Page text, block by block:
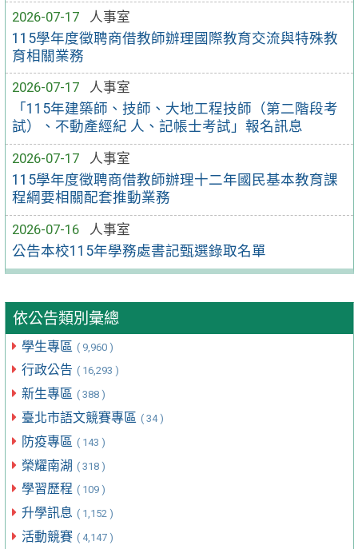
2026-07-17
人事室
115學年度徵聘商借教師辦理國際教育交流與特殊教
育相關業務
2026-07-17
人事室
「115年建築師、技師、大地工程技師（第二階段考
試）、不動產經紀 人、記帳士考試」報名訊息
2026-07-17
人事室
115學年度徵聘商借教師辦理十二年國民基本教育課
程綱要相關配套推動業務
2026-07-16
人事室
公告本校115年學務處書記甄選錄取名單
依公告類別彙總
學生專區 ( 9,960 )
行政公告 ( 16,293 )
新生專區 ( 388 )
臺北市語文競賽專區 ( 34 )
防疫專區 ( 143 )
榮耀南湖 ( 318 )
學習歷程 ( 109 )
升學訊息 ( 1,152 )
活動競賽 ( 4,147 )